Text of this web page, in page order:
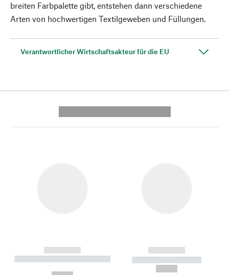
breiten Farbpalette gibt, entstehen dann verschiedene
Arten von hochwertigen Textilgeweben und Füllungen.
Verantwortlicher Wirtschaftsakteur für die EU
------------
----------- ----------- --------
------------
----------- -----------